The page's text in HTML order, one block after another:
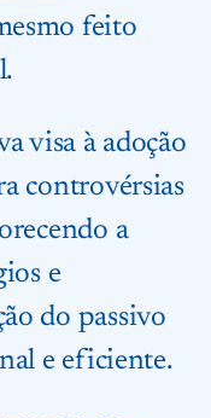
feito
visa à adoção
controvérsias
a
e
do passivo
e eficiente.